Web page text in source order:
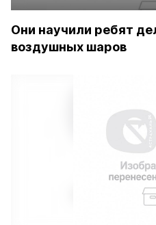
Они научили ребят
воздушных шаров